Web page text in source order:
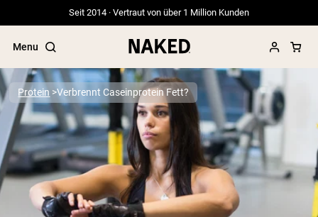
Seit 2014 · Vertraut von über 1 Million Kunden
Menu
Beliebte Suchbegriffe
”Protein Powder“
”Overnight Oats“
”Vegan protein“
”Collagen“
Protein Verbrennt Caseinprotein Fett?